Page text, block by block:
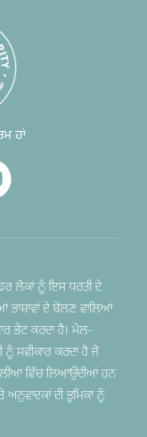
ਹਾਂ
ਲੋਕਾਂ ਨੂੰ ਇਸ ਧਰਤੀ ਦੇ
ਭਾਸ਼ਾਵਾਂ ਦੇ ਬੋਲਣ ਵਾਲਿਆਂ
ਭੇਟ ਕਰਦਾ ਹੈ। ਮੇਲ-
ਨੂੰ ਸਵੀਕਾਰ ਕਰਦਾ ਹੈ ਜੋ
ਵਿੱਚ ਲਿਆਉਂਦੀਆਂ ਹਨ
ਦੀ ਭੂਮਿਕਾ ਨੂੰ